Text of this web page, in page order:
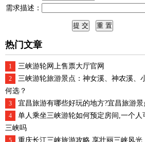
需求描述：
热门文章
1 三峡游轮网上售票大厅官网
2
三峡游轮旅游景点：神女溪、神农溪、
何选？
3 宜昌旅游有哪些好玩的地方?宜昌旅游
4
单人乘坐三峡游轮如何预定房间,一个人
三峡吗
5 重庆长江三峡旅游攻略,享壮丽三峡风光